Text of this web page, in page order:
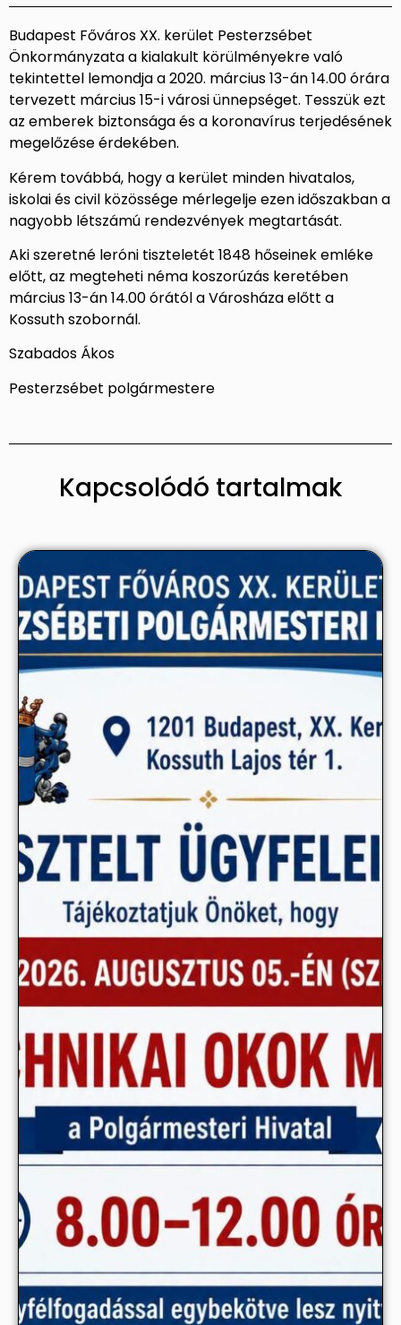
Budapest Főváros XX. kerület Pesterzsébet
Önkormányzata a kialakult körülményekre való
tekintettel lemondja a 2020. március 13-án 14.00 órára
tervezett március 15-i városi ünnepséget. Tesszük ezt
az emberek biztonsága és a koronavírus terjedésének
megelőzése érdekében.
Kérem továbbá, hogy a kerület minden hivatalos,
iskolai és civil közössége mérlegelje ezen időszakban a
nagyobb létszámú rendezvények megtartását.
Aki szeretné leróni tiszteletét 1848 hőseinek emléke
előtt, az megteheti néma koszorúzás keretében
március 13-án 14.00 órától a Városháza előtt a
Kossuth szobornál.
Szabados Ákos
Pesterzsébet polgármestere
Kapcsolódó tartalmak